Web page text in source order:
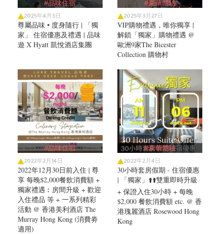
#品味住宿
2025年4月3日
尊屬品味 • 度身隨行 | 「獨
家」 住宿優惠及禮遇 | 品味
遊 X Hyatt 凱悅酒店集團
#豪華體驗
2025年3月27日
VIP購物禮遇，唯你獨享 |
解鎖「獨家」購物禮遇 @
歐洲9家The Bicester
Collection 購物村
#品味住宿
2022年2月14日
2022年12月30日前入住 | 尊
享 每晚$2,000餐飲消費額 +
獨家禮遇︰房間升級 + 歡迎
入住禮品 等 + 一系列精彩
活動 @ 香港美利酒店 The
Murray Hong Kong (消費劵
適用)
#豪華體驗
2022年2月4日
30小時套房假期 - 住宿優惠
| 「獨家」⬆️⬆️雙重即時升級
+ 保證入住30小時 + 每晚
$2,000 餐飲消費額 etc. @ 香
港瑰麗酒店 Rosewood Hong
Kong